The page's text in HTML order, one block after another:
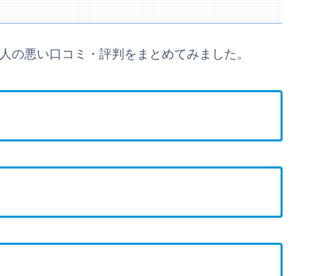
の悪い口コミ・評判をまとめてみました。